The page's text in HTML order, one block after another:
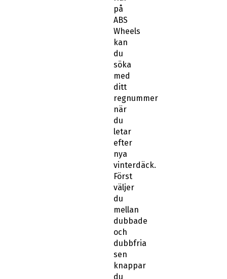
på
ABS
Wheels
kan
du
söka
med
ditt
regnummer
när
du
letar
efter
nya
vinterdäck.
Först
väljer
du
mellan
dubbade
och
dubbfria
sen
knappar
du